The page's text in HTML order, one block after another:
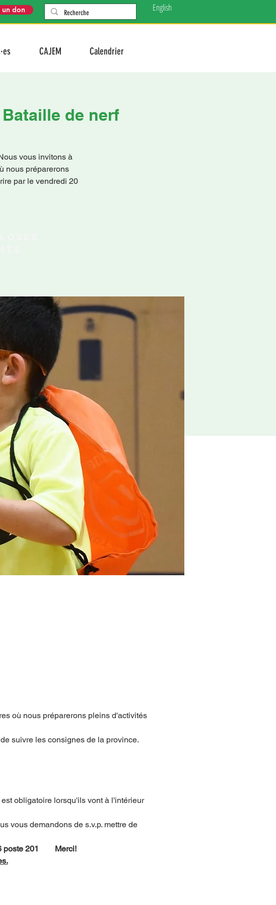
un don English
CAJEM Calendrier
de nerf
vous invitons à
nous préparerons
par le vendredi 20
où nous préparerons pleins d'activités
suivre les consignes de la province.
obligatoire lorsqu'ils vont à l'intérieur
vous demandons de s.v.p. mettre de
201        Merci!